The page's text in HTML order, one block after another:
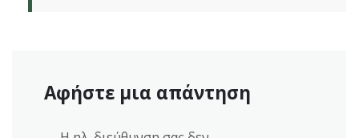
Αφήστε μια απάντηση